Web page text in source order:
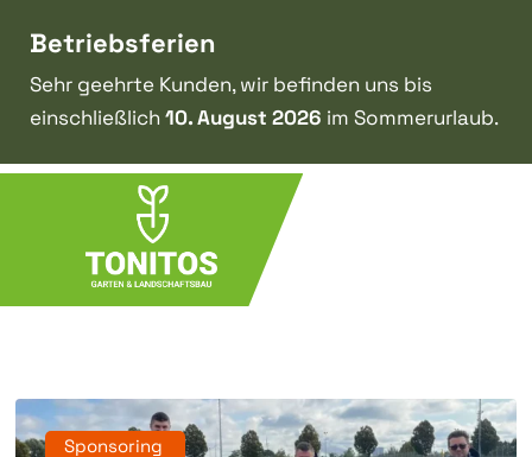
Betriebsferien
Sehr geehrte Kunden, wir befinden uns bis
einschließlich 10. August 2026 im Sommerurlaub.
Sponsoring